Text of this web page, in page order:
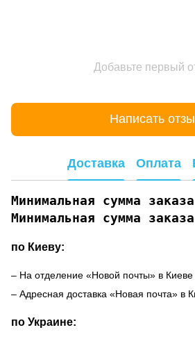
Добавьте первый
Написать
Доставка Оплата
Минимальная сумма
Минимальная сумма
по Киеву:
– На отделение «Новой почты» в Киеве
– Адресная доставка «Новая почта» в
по Украине: